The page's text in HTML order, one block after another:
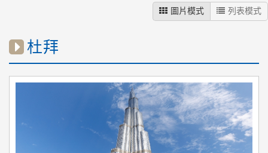
圖片模式 列表模式
杜拜